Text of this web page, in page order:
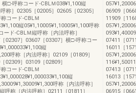
□-呼称コード-CBLＭ038¥1,100縦
称］02305［02005］02605［02305］
コード-CBLＭ
縦05¥1,10005¥1,10005¥1,100呼称
ード-CBLＭ縦呼称［内法呼称］
02307］03607［03307］横□-呼称コー
縦
呼称［内法呼称］02109［01809］
02309］03109［02809］
コード-CBLＭ
縦
呼称［内法呼称］
呼称［内法呼称］02111［01811］
06909［
11909［
07411［
16011［
07413［
16013［
06915［